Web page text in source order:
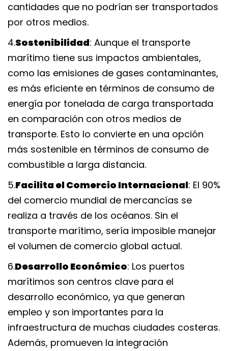
cantidades que no podrían ser transportados
por otros medios.
4.Sostenibilidad: Aunque el transporte
marítimo tiene sus impactos ambientales,
como las emisiones de gases contaminantes,
es más eficiente en términos de consumo de
energía por tonelada de carga transportada
en comparación con otros medios de
transporte. Esto lo convierte en una opción
más sostenible en términos de consumo de
combustible a larga distancia.
5.Facilita el Comercio Internacional: El 90%
del comercio mundial de mercancías se
realiza a través de los océanos. Sin el
transporte marítimo, sería imposible manejar
el volumen de comercio global actual.
6.Desarrollo Económico: Los puertos
marítimos son centros clave para el
desarrollo económico, ya que generan
empleo y son importantes para la
infraestructura de muchas ciudades costeras.
Además, promueven la integración